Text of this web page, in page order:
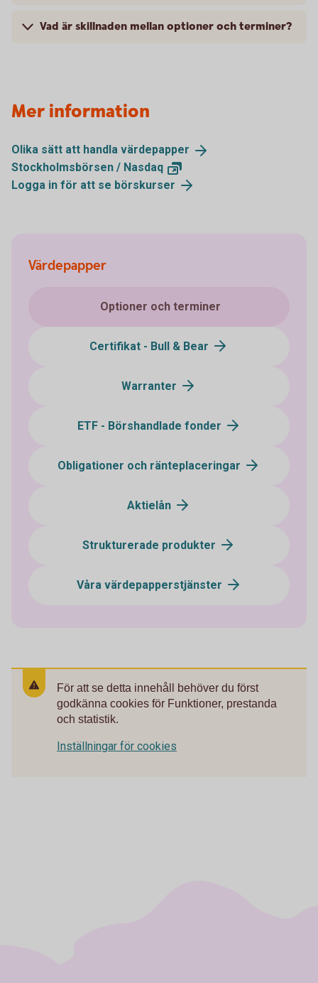
Vad är skillnaden mellan optioner och terminer?
Mer information
Olika sätt att handla värdepapper
Stockholmsbörsen / Nasdaq
Logga in för att se börskurser
Värdepapper
Optioner och terminer
Certifikat - Bull & Bear
Warranter
ETF - Börshandlade fonder
Obligationer och ränteplaceringar
Aktielån
Strukturerade produkter
Våra värdepapperstjänster
För att se detta innehåll behöver du först
godkänna cookies för Funktioner, prestanda
och statistik.
Inställningar för cookies